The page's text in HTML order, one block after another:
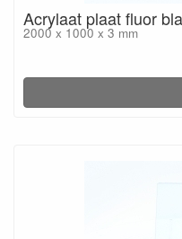
Acrylaat plaat fluor
2000 x 1000 x 3 mm